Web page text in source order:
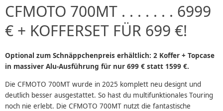
CFMOTO 700MT . . . . . . . 6999
€ + KOFFERSET FÜR 699 €!
Optional zum Schnäppchenpreis erhältlich: 2 Koffer + Topcase
in massiver Alu-Ausführung für nur 699 € statt 1599 €.
Die CFMOTO 700MT wurde in 2025 komplett neu designt und
deutlich besser ausgestattet. So hast du multifunktionales Touring
noch nie erlebt. Die CFMOTO 700MT nutzt die fantastische